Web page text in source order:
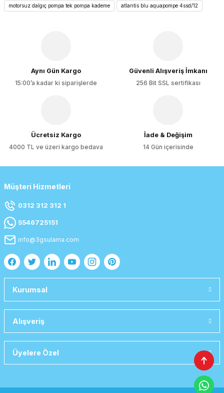
Ürün açıklamasında eksik bilgiler bulunuyor.
motorsuz dalgıç pompa tek pompa kademe atlantis blu aquapompe 4ssd/12
Aynı Gün Kargo
15:00’a kadar ki siparişlerde
Güvenli Alışveriş İmkanı
256 Bit SSL sertifikası
Ücretsiz Kargo
4000 TL ve üzeri kargo bedava
İade & Değişim
14 Gün içerisinde
Müşteri Hizmetleri
0312 312 312 1
5546725151
info@3gsulama.com
Kurumsal
Alışveriş
Üyelere Özel